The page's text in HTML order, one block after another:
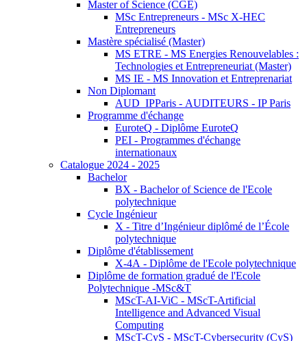
Master of Science (CGE)
MSc Entrepreneurs - MSc X-HEC
Entrepreneurs
Mastère spécialisé (Master)
MS ETRE - MS Energies Renouvelables :
Technologies et Entrepreneuriat (Master)
MS IE - MS Innovation et Entreprenariat
Non Diplomant
AUD_IPParis - AUDITEURS - IP Paris
Programme d'échange
EuroteQ - Diplôme EuroteQ
PEI - Programmes d'échange
internationaux
Catalogue 2024 - 2025
Bachelor
BX - Bachelor of Science de l'Ecole
polytechnique
Cycle Ingénieur
X - Titre d’Ingénieur diplômé de l’École
polytechnique
Diplôme d'établissement
X-4A - Diplôme de l'Ecole polytechnique
Diplôme de formation gradué de l'Ecole
Polytechnique -MSc&T
MScT-AI-ViC - MScT-Artificial
Intelligence and Advanced Visual
Computing
MScT-CyS - MScT-Cybersecurity (CyS)